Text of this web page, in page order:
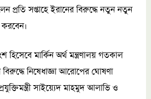
প্রতি সপ্তাহে ইরানের বিরুদ্ধে নতুন নতুন
হিসেবে মার্কিন অর্থ মন্ত্রণালয় গতকাল
নিষেধাজ্ঞা আরোপের ঘোষণা
সাইয়্যেদ মাহমুদ আলাভি ও